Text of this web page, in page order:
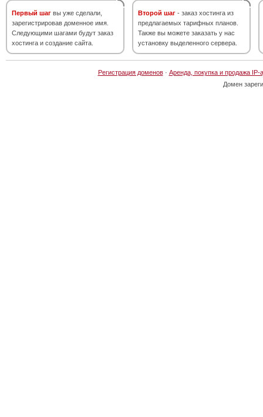
Первый шаг вы уже сделали,
зарегистрировав доменное имя.
Следующими шагами будут заказ
хостинга и создание сайта.
Второй шаг - заказ хостинга из
предлагаемых тарифных планов.
Также вы можете заказать у нас
установку выделенного сервера.
Регистрация доменов· Аренда, покупка и продажа IP-
Домен